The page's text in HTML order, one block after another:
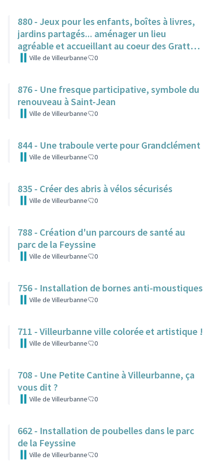
880 - Jeux pour les enfants, boîtes à livres,
jardins partagés... aménager un lieu
agréable et accueillant au coeur des Gratte-
CielVille de Villeurbanne 0
876 - Une fresque participative, symbole du
renouveau à Saint-Jean
Ville de Villeurbanne 0
844 - Une traboule verte pour Grandclément
Ville de Villeurbanne 0
835 - Créer des abris à vélos sécurisés
Ville de Villeurbanne 0
788 - Création d'un parcours de santé au
parc de la Feyssine
Ville de Villeurbanne 0
756 - Installation de bornes anti-moustiques
Ville de Villeurbanne 0
711 - Villeurbanne ville colorée et artistique !
Ville de Villeurbanne 0
708 - Une Petite Cantine à Villeurbanne, ça
vous dit ?
Ville de Villeurbanne 0
662 - Installation de poubelles dans le parc
de la Feyssine
Ville de Villeurbanne 0